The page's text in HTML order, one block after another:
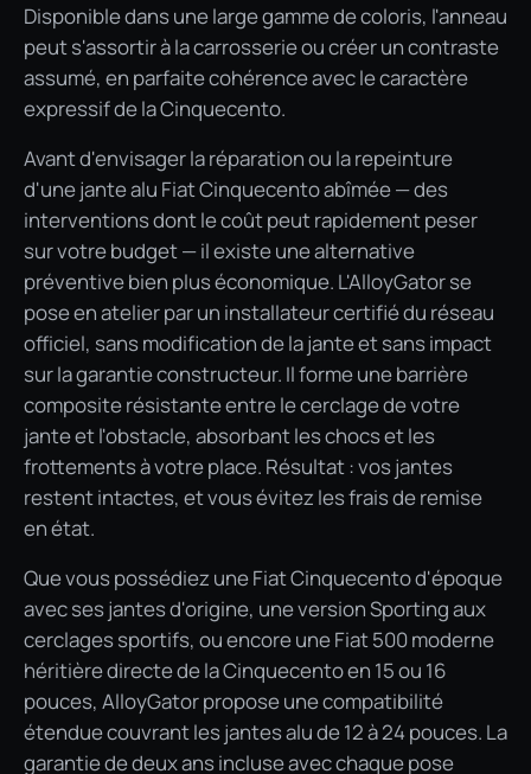
Disponible dans une large gamme de coloris, l'anneau
peut s'assortir à la carrosserie ou créer un contraste
assumé, en parfaite cohérence avec le caractère
expressif de la Cinquecento.
Avant d'envisager la réparation ou la repeinture
d'une jante alu Fiat Cinquecento abîmée — des
interventions dont le coût peut rapidement peser
sur votre budget — il existe une alternative
préventive bien plus économique. L'AlloyGator se
pose en atelier par un installateur certifié du réseau
officiel, sans modification de la jante et sans impact
sur la garantie constructeur. Il forme une barrière
composite résistante entre le cerclage de votre
jante et l'obstacle, absorbant les chocs et les
frottements à votre place. Résultat : vos jantes
restent intactes, et vous évitez les frais de remise
en état.
Que vous possédiez une Fiat Cinquecento d'époque
avec ses jantes d'origine, une version Sporting aux
cerclages sportifs, ou encore une Fiat 500 moderne
héritière directe de la Cinquecento en 15 ou 16
pouces, AlloyGator propose une compatibilité
étendue couvrant les jantes alu de 12 à 24 pouces. La
garantie de deux ans incluse avec chaque pose